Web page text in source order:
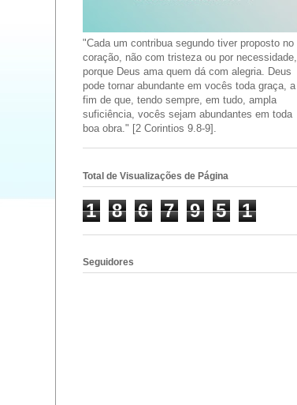
"Cada um contribua segundo tiver proposto no
coração, não com tristeza ou por necessidade,
porque Deus ama quem dá com alegria. Deus
pode tornar abundante em vocês toda graça, a
fim de que, tendo sempre, em tudo, ampla
suficiência, vocês sejam abundantes em toda
boa obra." [2 Corintios 9.8-9].
Total de Visualizações de Página
1 8 6 7 9 5 1
Seguidores